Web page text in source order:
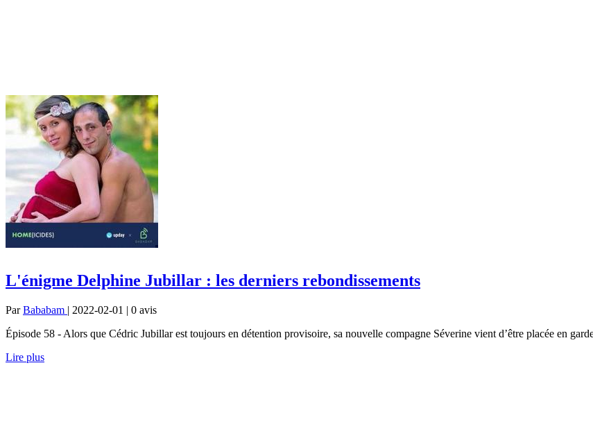
L'énigme Delphine Jubillar : les derniers rebondissements
ParBababam | 2022-02-01 | 0 avis
Épisode 58 - Alors que Cédric Jubillar est toujours en détention provisoire, sa nouvelle compagne Séverine vient d’être placée en
Lire plus